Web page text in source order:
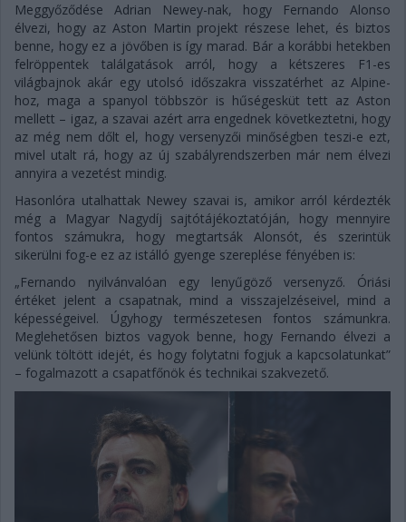
Meggyőződése Adrian Newey-nak, hogy Fernando Alonso
élvezi, hogy az Aston Martin projekt részese lehet, és biztos
benne, hogy ez a jövőben is így marad. Bár a korábbi hetekben
felröppentek találgatások arról, hogy a kétszeres F1-es
világbajnok akár egy utolsó időszakra visszatérhet az Alpine-
hoz, maga a spanyol többször is hűségesküt tett az Aston
mellett – igaz, a szavai azért arra engednek következtetni, hogy
az még nem dőlt el, hogy versenyzői minőségben teszi-e ezt,
mivel utalt rá, hogy az új szabályrendszerben már nem élvezi
annyira a vezetést mindig.
Hasonlóra utalhattak Newey szavai is, amikor arról kérdezték
még a Magyar Nagydíj sajtótájékoztatóján, hogy mennyire
fontos számukra, hogy megtartsák Alonsót, és szerintük
sikerülni fog-e ez az istálló gyenge szereplése fényében is:
„Fernando nyilvánvalóan egy lenyűgöző versenyző. Óriási
értéket jelent a csapatnak, mind a visszajelzéseivel, mind a
képességeivel. Úgyhogy természetesen fontos számunkra.
Meglehetősen biztos vagyok benne, hogy Fernando élvezi a
velünk töltött idejét, és hogy folytatni fogjuk a kapcsolatunkat”
– fogalmazott a csapatfőnök és technikai szakvezető.